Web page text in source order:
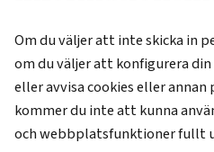
Om du väljer att inte skicka in
om du väljer att konfigurera
eller avvisa cookies eller
kommer du inte att kunna
och webbplatsfunktioner fullt